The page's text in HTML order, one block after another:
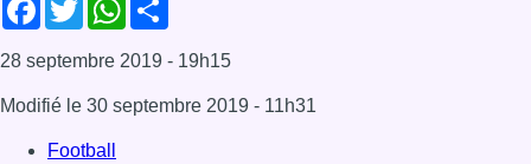
28 septembre 2019 - 19h15
Modifié le 30 septembre 2019 - 11h31
Football